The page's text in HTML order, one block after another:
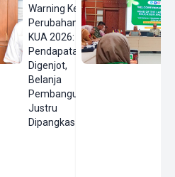
Warning Keras
Perubahan
KUA 2026:
Pendapatan
Digenjot,
Belanja
Pembangunan
Justru
Dipangkas